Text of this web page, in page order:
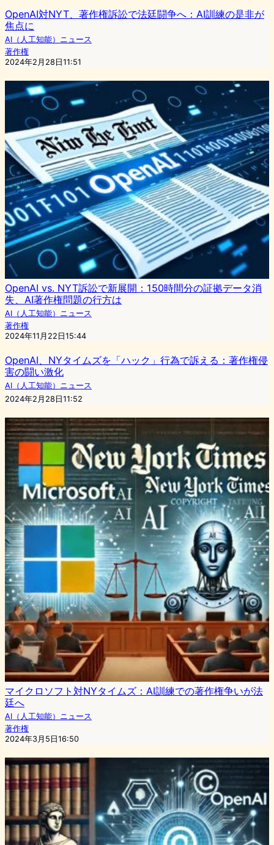
OpenAI対NYT、著作権訴訟で法廷闘争へ：AI訓練の是非が
焦点に
AI（人工知能）ニュース
著作権
2024年2月28日11:51
OpenAI vs. NYT訴訟で新展開：150時間分の証拠データ消
失、AI著作権問題の行方は
AI（人工知能）ニュース
著作権
2024年11月22日15:44
OpenAI、NYタイムズを「ハック」行為で訴える：著作権侵
害の闘い激化
AI（人工知能）ニュース
2024年2月28日11:52
マイクロソフト対NYタイムズ：AI訓練での著作権争いが法
廷へ
AI（人工知能）ニュース
著作権
2024年3月5日16:50